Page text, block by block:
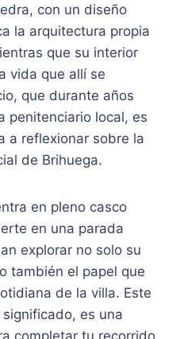
con un diseño
la arquitectura propia
que su interior
vida que allí se
que durante años
penitenciario local, es
a reflexionar sobre la
de Brihuega.
en pleno casco
en una parada
explorar no solo su
también el papel que
de la villa. Este
es una
completar tu recorrido